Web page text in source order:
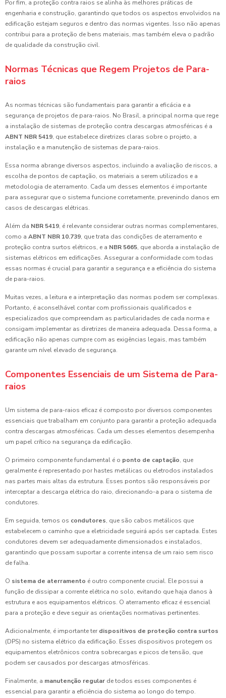
Por fim, a proteção contra raios se alinha às melhores práticas de
engenharia e construção, garantindo que todos os aspectos envolvidos na
edificação estejam seguros e dentro das normas vigentes. Isso não apenas
contribui para a proteção de bens materiais, mas também eleva o padrão
de qualidade da construção civil.
Normas Técnicas que Regem Projetos de Para-
raios
As normas técnicas são fundamentais para garantir a eficácia e a
segurança de projetos de para-raios. No Brasil, a principal norma que rege
a instalação de sistemas de proteção contra descargas atmosféricas é a
ABNT NBR 5419, que estabelece diretrizes claras sobre o projeto, a
instalação e a manutenção de sistemas de para-raios.
Essa norma abrange diversos aspectos, incluindo a avaliação de riscos, a
escolha de pontos de captação, os materiais a serem utilizados e a
metodologia de aterramento. Cada um desses elementos é importante
para assegurar que o sistema funcione corretamente, prevenindo danos em
casos de descargas elétricas.
Além da NBR 5419, é relevante considerar outras normas complementares,
como a ABNT NBR 10.739, que trata das condições de aterramento e
proteção contra surtos elétricos, e a NBR 5665, que aborda a instalação de
sistemas elétricos em edificações. Assegurar a conformidade com todas
essas normas é crucial para garantir a segurança e a eficiência do sistema
de para-raios.
Muitas vezes, a leitura e a interpretação das normas podem ser complexas.
Portanto, é aconselhável contar com profissionais qualificados e
especializados que compreendam as particularidades de cada norma e
consigam implementar as diretrizes de maneira adequada. Dessa forma, a
edificação não apenas cumpre com as exigências legais, mas também
garante um nível elevado de segurança.
Componentes Essenciais de um Sistema de Para-
raios
Um sistema de para-raios eficaz é composto por diversos componentes
essenciais que trabalham em conjunto para garantir a proteção adequada
contra descargas atmosféricas. Cada um desses elementos desempenha
um papel crítico na segurança da edificação.
O primeiro componente fundamental é o ponto de captação, que
geralmente é representado por hastes metálicas ou eletrodos instalados
nas partes mais altas da estrutura. Esses pontos são responsáveis por
interceptar a descarga elétrica do raio, direcionando-a para o sistema de
condutores.
Em seguida, temos os condutores, que são cabos metálicos que
estabelecem o caminho que a eletricidade seguirá após ser captada. Estes
condutores devem ser adequadamente dimensionados e instalados,
garantindo que possam suportar a corrente intensa de um raio sem risco
de falha.
O sistema de aterramento é outro componente crucial. Ele possui a
função de dissipar a corrente elétrica no solo, evitando que haja danos à
estrutura e aos equipamentos elétricos. O aterramento eficaz é essencial
para a proteção e deve seguir as orientações normativas pertinentes.
Adicionalmente, é importante ter dispositivos de proteção contra surtos
(DPS) no sistema elétrico da edificação. Esses dispositivos protegem os
equipamentos eletrônicos contra sobrecargas e picos de tensão, que
podem ser causados por descargas atmosféricas.
Finalmente, a manutenção regular de todos esses componentes é
essencial para garantir a eficiência do sistema ao longo do tempo.